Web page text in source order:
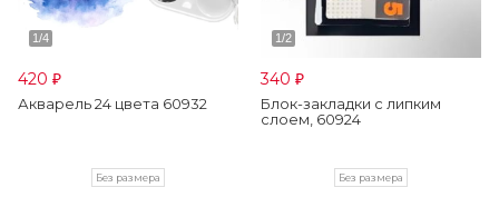
420 ₽
Акварель 24 цвета 60932
Без размера
340 ₽
Блок-закладки с липким
слоем, 60924
Без размера